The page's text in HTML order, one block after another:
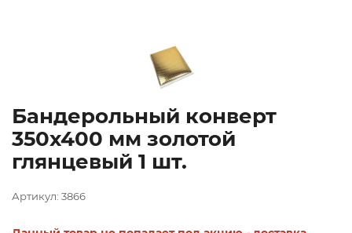
Бандерольный конверт
350х400 мм золотой
глянцевый 1 шт.
Артикул: 3866